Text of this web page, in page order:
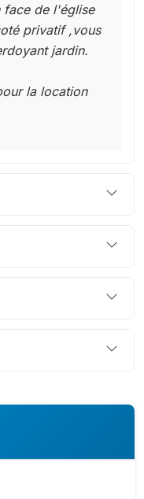
face de l'église
privatif ,vous
jardin.
la location